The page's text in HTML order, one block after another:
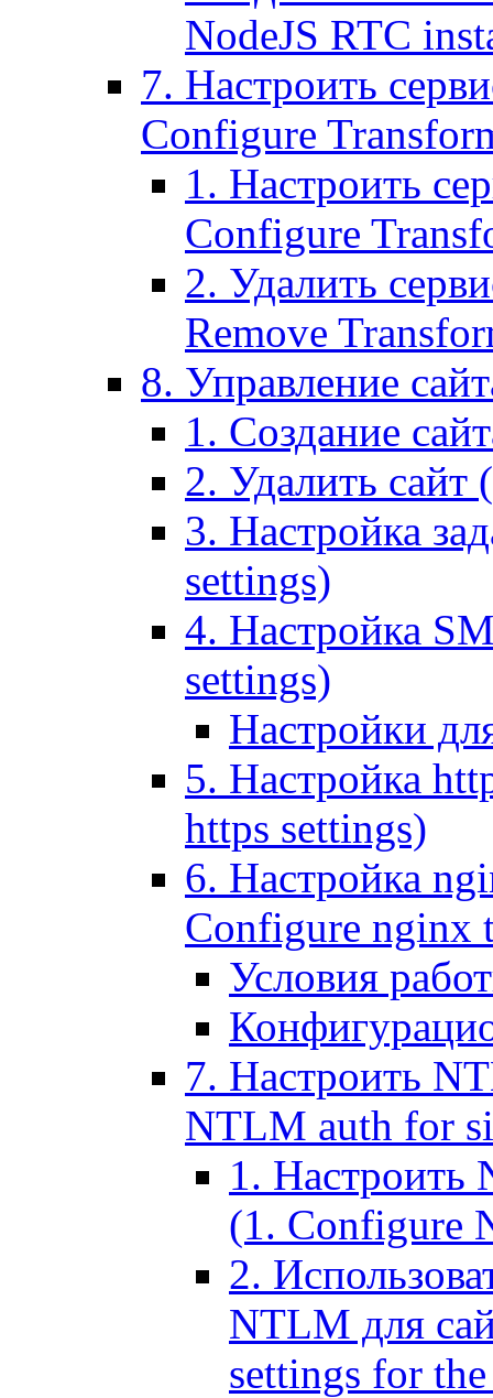
NodeJS RTC
7. Настроить
Configure
1. Настроить
Configure
2. Удалить
Remove
8. Управление
1. Создание
2. Удалить сайт
3. Настройка
settings)
4. Настройка
settings)
Настройки
5. Настройка
https settings)
6. Настройка
Configure nginx
Условия
7. Настроить
NTLM auth for
1. Настроить
(1. Configure
2.
NTLM для
settings for